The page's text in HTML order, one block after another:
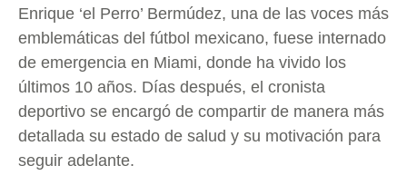
Enrique ‘el Perro’ Bermúdez, una de las voces más
emblemáticas del fútbol mexicano, fuese internado
de emergencia en Miami, donde ha vivido los
últimos 10 años. Días después, el cronista
deportivo se encargó de compartir de manera más
detallada su estado de salud y su motivación para
seguir adelante.